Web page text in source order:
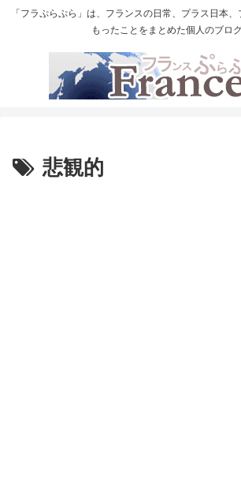
「フラぷらぷら」は、フランスの日常、プラス日本
もったことをまとめた個人のブロ
悲観的